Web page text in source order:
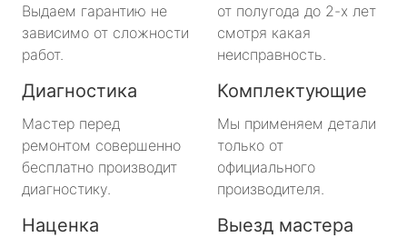
Выдаем гарантию не
зависимо от сложности
работ.
от полугода до 2-х лет
смотря какая
неисправность.
Диагностика
Мастер перед
ремонтом совершенно
бесплатно производит
диагностику.
Комплектующие
Мы применяем детали
только от
официального
производителя.
Наценка Выезд мастера